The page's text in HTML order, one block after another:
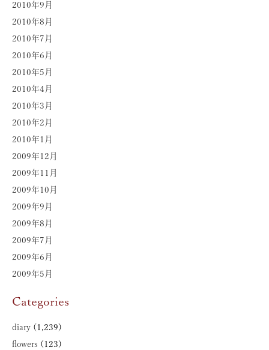
2010年9月
2010年8月
2010年7月
2010年6月
2010年5月
2010年4月
2010年3月
2010年2月
2010年1月
2009年12月
2009年11月
2009年10月
2009年9月
2009年8月
2009年7月
2009年6月
2009年5月
Categories
diary (1,239)
flowers (123)